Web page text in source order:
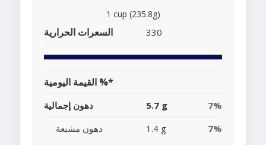
1 cup (235.8g)
السعرات الحرارية 330
القيمة اليومية %*
دهون إجمالية 5.7 g
7%
دهون مشبعة
1.4 g
7%